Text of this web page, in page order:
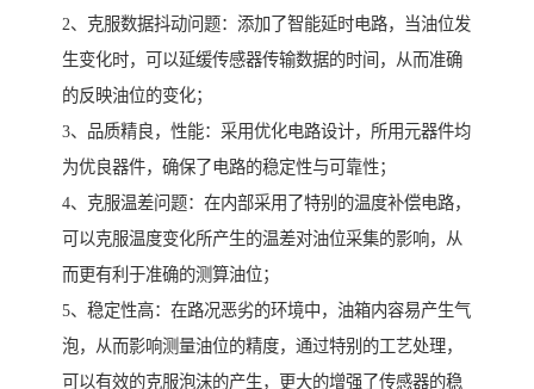
2、克服数据抖动问题：添加了智能延时电路，当油位发
生变化时，可以延缓传感器传输数据的时间，从而准确
的反映油位的变化；
3、品质精良，性能：采用优化电路设计，所用元器件均
为优良器件，确保了电路的稳定性与可靠性；
4、克服温差问题：在内部采用了特别的温度补偿电路，
可以克服温度变化所产生的温差对油位采集的影响，从
而更有利于准确的测算油位；
5、稳定性高：在路况恶劣的环境中，油箱内容易产生气
泡，从而影响测量油位的精度，通过特别的工艺处理，
可以有效的克服泡沫的产生，更大的增强了传感器的稳